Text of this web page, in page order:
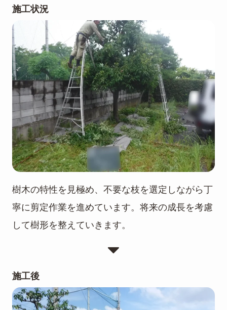
施工状況
樹木の特性を見極め、不要な枝を選定しながら丁
寧に剪定作業を進めています。将来の成長を考慮
して樹形を整えていきます。
施工後